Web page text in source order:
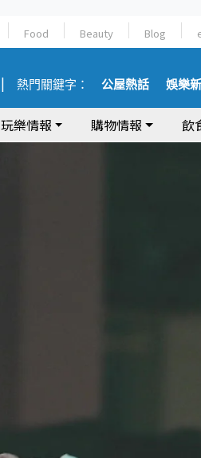
Food Beauty Blog
熱門關鍵字： 公屋熱話 娛樂
玩樂情報 購物情報 飲